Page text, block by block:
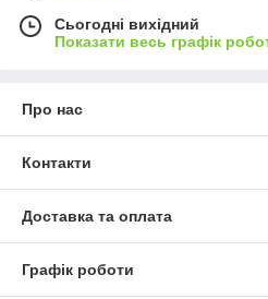
Сьогодні вихідний
Показати весь графік
Про нас
Контакти
Доставка та оплата
Графік роботи